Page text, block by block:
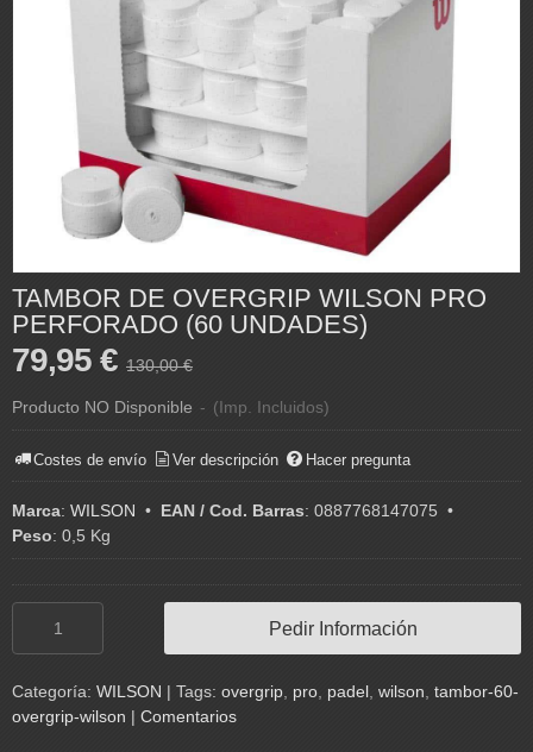
TAMBOR DE OVERGRIP WILSON PRO
PERFORADO (60 UNDADES)
79,95 € 130,00 €
Producto NO Disponible - (Imp. Incluidos)
Costes de envío Ver descripción Hacer pregunta
Marca: WILSON • EAN / Cod. Barras: 0887768147075 •
Peso: 0,5 Kg
Pedir Información
Categoría: WILSON | Tags: overgrip pro padel wilson tambor-60-
overgrip-wilson | Comentarios